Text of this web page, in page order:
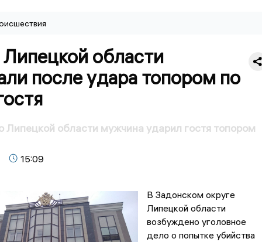
области
после удара топором по
Липецкой области мужчина ударил гостя топором
15:09
В Задонском округе
Липецкой области
возбуждено уголовное
дело о попытке убийства